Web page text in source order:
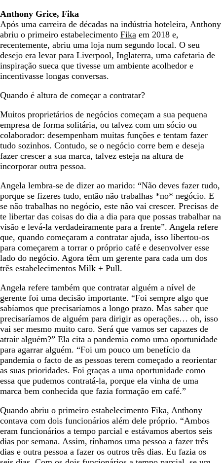
Anthony Grice, Fika
Após uma carreira de décadas na indústria hoteleira, Anthony
abriu o primeiro estabelecimento Fika em 2018 e,
recentemente, abriu uma loja num segundo local. O seu
desejo era levar para Liverpool, Inglaterra, uma cafetaria de
inspiração sueca que tivesse um ambiente acolhedor e
incentivasse longas conversas.
Quando é altura de começar a contratar?
Muitos proprietários de negócios começam a sua pequena
empresa de forma solitária, ou talvez com um sócio ou
colaborador: desempenham muitas funções e tentam fazer
tudo sozinhos. Contudo, se o negócio corre bem e deseja
fazer crescer a sua marca, talvez esteja na altura de
incorporar outra pessoa.
Angela lembra-se de dizer ao marido: “Não deves fazer tudo,
porque se fizeres tudo, então não trabalhas *no* negócio. E
se não trabalhas no negócio, este não vai crescer. Precisas de
te libertar das coisas do dia a dia para que possas trabalhar na
visão e levá-la verdadeiramente para a frente”. Angela refere
que, quando começaram a contratar ajuda, isso libertou-os
para começarem a torrar o próprio café e desenvolver esse
lado do negócio. Agora têm um gerente para cada um dos
três estabelecimentos Milk + Pull.
Angela refere também que contratar alguém a nível de
gerente foi uma decisão importante. “Foi sempre algo que
sabíamos que precisaríamos a longo prazo. Mas saber que
precisaríamos de alguém para dirigir as operações… oh, isso
vai ser mesmo muito caro. Será que vamos ser capazes de
atrair alguém?” Ela cita a pandemia como uma oportunidade
para agarrar alguém. “Foi um pouco um benefício da
pandemia o facto de as pessoas terem começado a reorientar
as suas prioridades. Foi graças a uma oportunidade como
essa que pudemos contratá-la, porque ela vinha de uma
marca bem conhecida que fazia formação em café.”
Quando abriu o primeiro estabelecimento Fika, Anthony
contava com dois funcionários além dele próprio. “Ambos
eram funcionários a tempo parcial e estávamos abertos seis
dias por semana. Assim, tínhamos uma pessoa a fazer três
dias e outra pessoa a fazer os outros três dias. Eu fazia os